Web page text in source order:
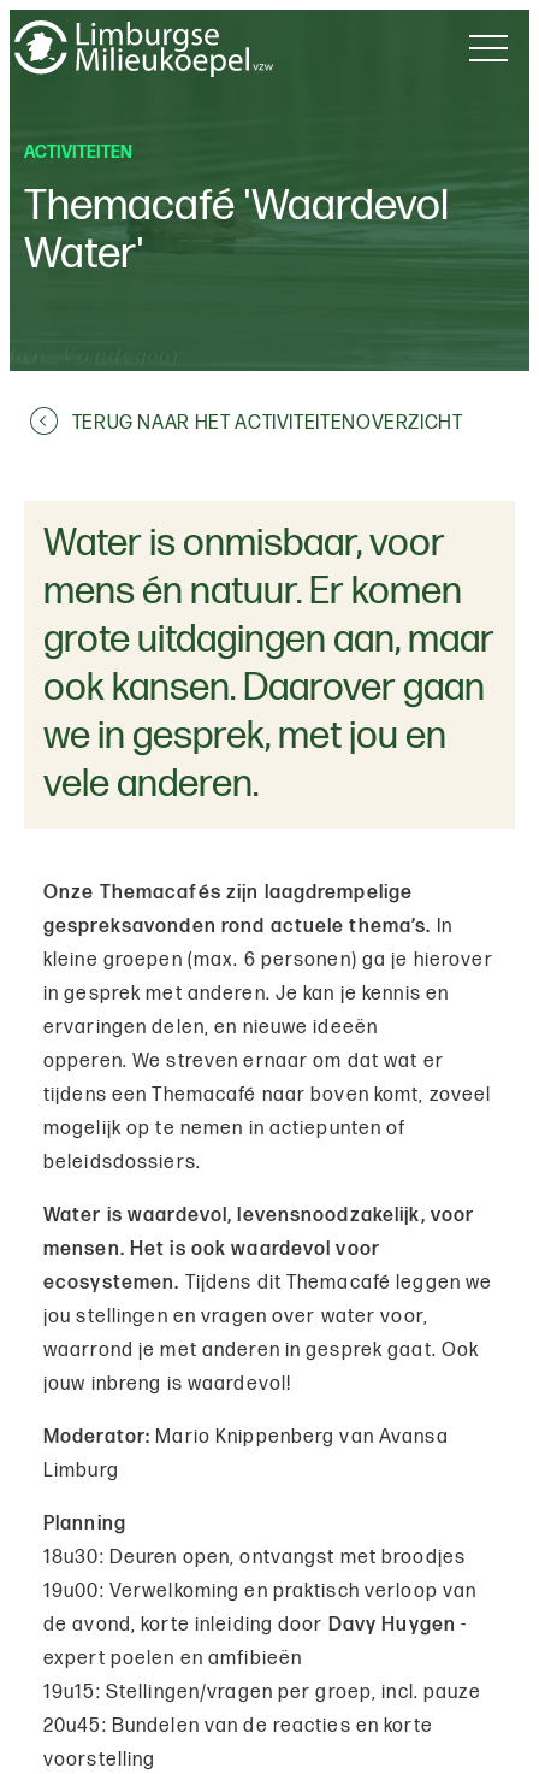
ACTIVITEITEN
Themacafé 'Waardevol
Water'
TERUG NAAR HET ACTIVITEITENOVERZICHT
Water is onmisbaar, voor
mens én natuur. Er komen
grote uitdagingen aan, maar
ook kansen. Daarover gaan
we in gesprek, met jou en
vele anderen.
Onze Themacafés zijn laagdrempelige
gespreksavonden rond actuele thema’s. In
kleine groepen (max. 6 personen) ga je hierover
in gesprek met anderen. Je kan je kennis en
ervaringen delen, en nieuwe ideeën
opperen. We streven ernaar om dat wat er
tijdens een Themacafé naar boven komt, zoveel
mogelijk op te nemen in actiepunten of
beleidsdossiers.
Water is waardevol, levensnoodzakelijk, voor
mensen. Het is ook waardevol voor
ecosystemen. Tijdens dit Themacafé leggen we
jou stellingen en vragen over water voor,
waarrond je met anderen in gesprek gaat. Ook
jouw inbreng is waardevol!
Moderator:Mario Knippenberg van Avansa
Limburg
Planning
18u30: Deuren open, ontvangst met broodjes
19u00: Verwelkoming en praktisch verloop van
de avond, korte inleiding door Davy Huygen -
expert poelen en amfibieën
19u15: Stellingen/vragen per groep, incl. pauze
20u45: Bundelen van de reacties en korte
voorstelling